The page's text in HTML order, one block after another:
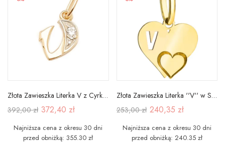
Złota Zawieszka Literka V z Cyrkonią pr 585
392,00 zł 372,40 zł
Najniższa cena z okresu 30 dni
przed obniżką: 355.30 zł
Złota Zawieszka Literka ''V'' w Sercu 585
253,00 zł 240,35 zł
Najniższa cena z okresu 30 dni
przed obniżką: 240.35 zł